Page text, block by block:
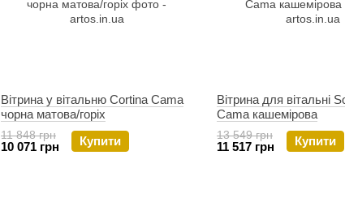
Вітрина у вітальню Cortina Cama
чорна матова/горіх
11 848 грн
10 071 грн Купити
Вітрина для вітальні
Cama кашемірова
13 549 грн
11 517 грн Купити